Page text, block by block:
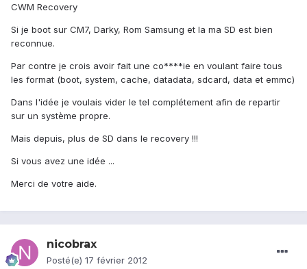
CWM Recovery
Si je boot sur CM7, Darky, Rom Samsung et la ma SD est bien
reconnue.
Par contre je crois avoir fait une co****ie en voulant faire tous
les format (boot, system, cache, datadata, sdcard, data et emmc)
Dans l'idée je voulais vider le tel complétement afin de repartir
sur un système propre.
Mais depuis, plus de SD dans le recovery !!!
Si vous avez une idée ...
Merci de votre aide.
nicobrax
Posté(e) 17 février 2012